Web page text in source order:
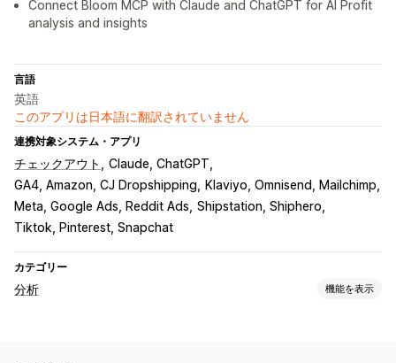
Connect Bloom MCP with Claude and ChatGPT for AI Profit
analysis and insights
言語
英語
このアプリは日本語に翻訳されていません
連携対象システム・アプリ
チェックアウト
Claude, ChatGPT
GA4, Amazon, CJ Dropshipping
Klaviyo, Omnisend, Mailchimp
Meta, Google Ads, Reddit Ads Shipstation, Shiphero
Tiktok, Pinterest, Snapchat
カテゴリー
分析 機能を表示